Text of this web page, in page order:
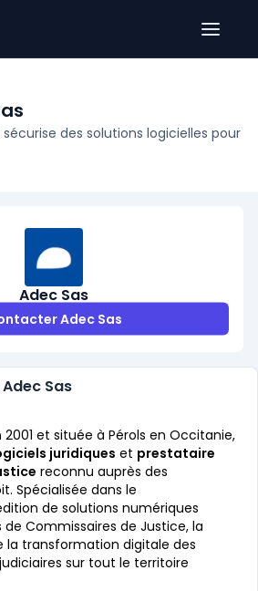
des solutions logicielles pour
Adec Sas
Adec Sas
Sas
et située à Pérols en Occitanie,
juridiques et prestataire
reconnu auprès des
Spécialisée dans le
de solutions numériques
Commissaires de Justice, la
transformation digitale des
sur tout le territoire